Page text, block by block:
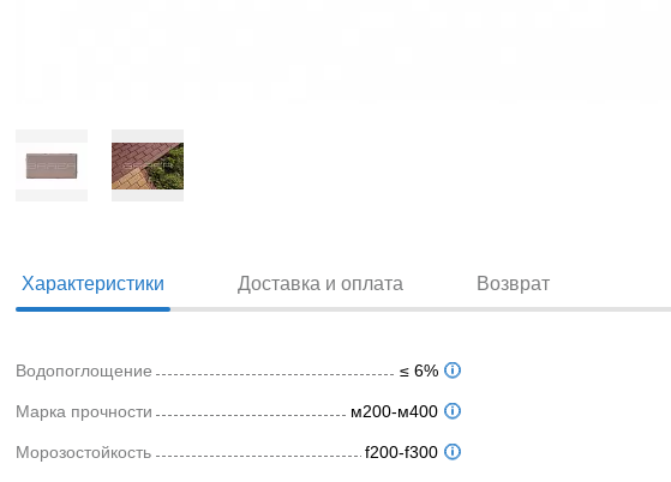
Характеристики Доставка и оплата Возврат
Водопоглощение ≤ 6%
Марка прочности м200-м400
Морозостойкость f200-f300